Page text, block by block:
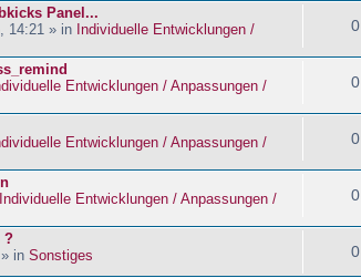
Panel...
14:21 » in Individuelle Entwicklungen /
0
Entwicklungen / Anpassungen /
0
Entwicklungen / Anpassungen /
0
Individuelle Entwicklungen / Anpassungen /
0
?
in Sonstiges 0